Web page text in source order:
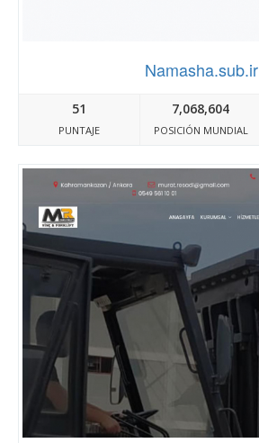
Namasha.sub.ir
51
PUNTAJE
7,068,604
POSICIÓN MUNDIAL